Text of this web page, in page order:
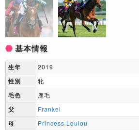
基本情報
生年 2019
性別 牝
毛色 鹿毛
父 Frankel
母 Princess Loulou